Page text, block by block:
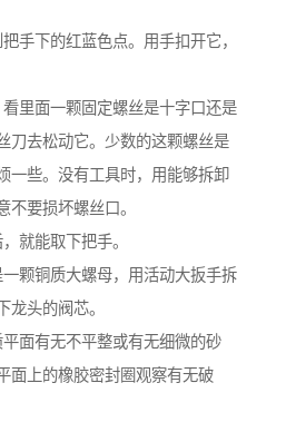
手下的红蓝色点。用手扣开它，
里面一颗固定螺丝是十字口还是
刀去松动它。少数的这颗螺丝是
一些。没有工具时，用能够拆卸
不要损坏螺丝口。
就能取下把手。
颗铜质大螺母，用活动大扳手拆
龙头的阀芯。
面有无不平整或有无细微的砂
面上的橡胶密封圈观察有无破